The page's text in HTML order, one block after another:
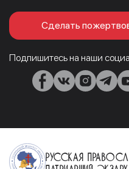
Сделать
Подпишитесь на наши
Русская